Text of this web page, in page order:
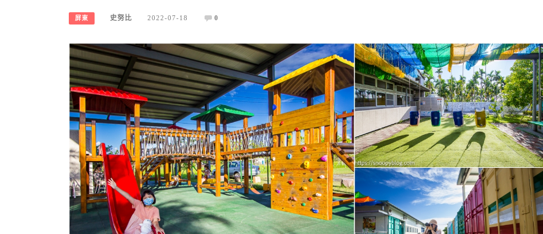
屏東 史努比 2022-07-18 0